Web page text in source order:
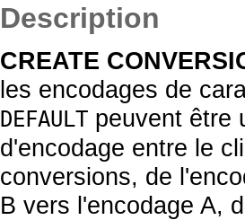
Description
CREATE
les encodages de
DEFAULT peuvent être
d'encodage entre le
conversions, de
B vers l'encodage A,